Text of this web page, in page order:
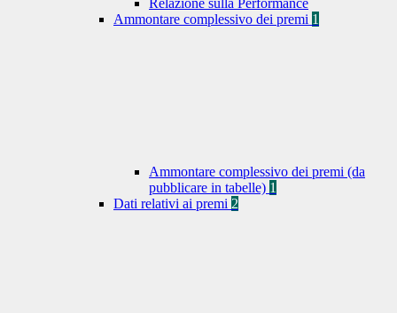
Relazione sulla Performance
Ammontare complessivo dei premi 1
Ammontare complessivo dei premi (da
pubblicare in tabelle) 1
Dati relativi ai premi 2